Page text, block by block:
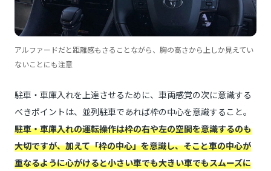
アルファードだと距離感もさることながら、胸の高さから上しか見えてい
ないことにも注意
駐車・車庫入れを上達させるために、車両感覚の次に意識する
べきポイントは、並列駐車であれば枠の中心を意識すること。
駐車・車庫入れの運転操作は枠の右や左の空間を意識するのも
大切ですが、加えて「枠の中心」を意識し、そこと車の中心が
重なるように心がけると小さい車でも大きい車でもスムーズに